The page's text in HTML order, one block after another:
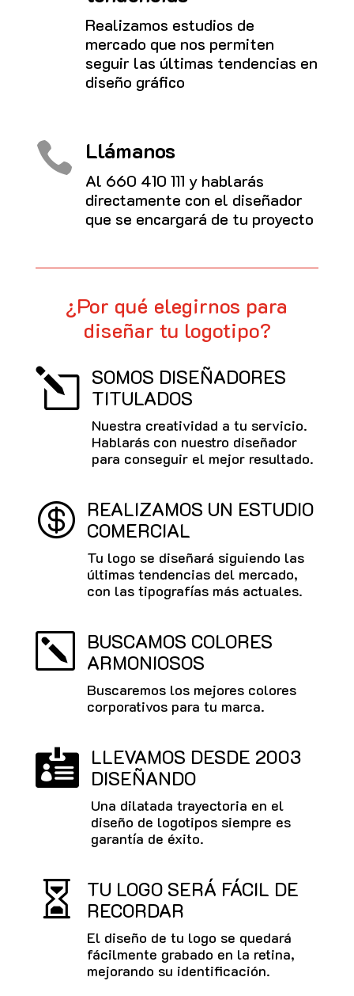
Realizamos estudios de
mercado que nos permiten
seguir las últimas tendencias en
diseño gráfico
 Llámanos
Al 660 410 111 y hablarás
directamente con el diseñador
que se encargará de tu proyecto
¿Por qué elegirnos para
diseñar tu logotipo?
l SOMOS DISEÑADORES
TITULADOS
Nuestra creatividad a tu servicio.
Hablarás con nuestro diseñador
para conseguir el mejor resultado.
 REALIZAMOS UN ESTUDIO
COMERCIAL
Tu logo se diseñará siguiendo las
últimas tendencias del mercado,
con las tipografías más actuales.
k
BUSCAMOS COLORES
ARMONIOSOS
Buscaremos los mejores colores
corporativos para tu marca.
 LLEVAMOS DESDE 2003
DISEÑANDO
Una dilatada trayectoria en el
diseño de logotipos siempre es
garantía de éxito.

TU LOGO SERÁ FÁCIL DE
RECORDAR
El diseño de tu logo se quedará
fácilmente grabado en la retina,
mejorando su identificación.